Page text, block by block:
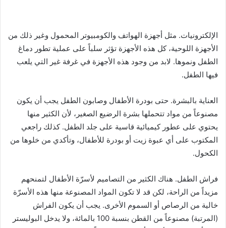
الإلكترونيات. مثل أجهزة الهواتف والكومبيوتر المحمول وغير ذلك من
الأجهزة اللوحية، كل هذه الأجهزة تؤثر سلباً على عملية تطور دماغ
الطفل ونموها. لابد من وجود هذه الأجهزة في غرفة غير التي يلعب
فيها الطفل.
العناية بالبشرة. حتى بودرة الأطفال وصابون الطفل يجب أن يكون
مصنوعاً من مواد تتحملها بشرة الرضيع الصغير، لأن الكثير منها
يحتوي على عطور كيميائية قاسية على جلد الطفل. كذلك راجعي
المكتوب على أي عبوة زيت أو بودرة للأطفال، وتأكدي من خلوها من
الكحول.
فراش الطفل. هناك الكثير من التصاميم لأسرّة الأطفال لتمنحهم
مزيداً من الراحة، لكن قد لا تكون المواد المصنوعة منها هذه الأسرّة
خالية من الرصاص أو السموم الأخرى. يجب أن يكون الفراش
(المرتبة) مصنوعاً من القطن بنسبة 100 بالمائة، ولا يدخل البوليستر